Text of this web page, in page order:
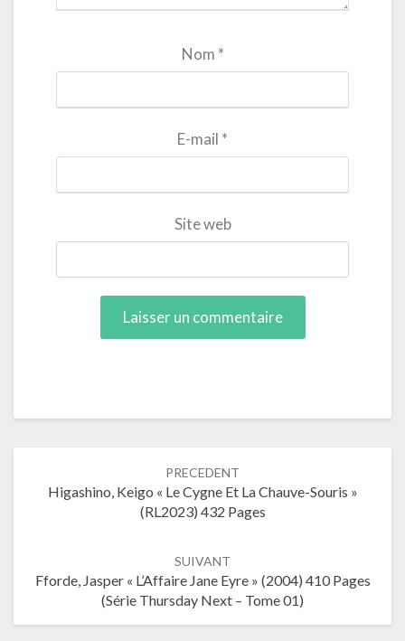
Nom *
E-mail *
Site web
PRECEDENT
Higashino, Keigo « Le Cygne Et La Chauve-Souris »
(RL2023) 432 Pages
SUIVANT
Fforde, Jasper « L’Affaire Jane Eyre » (2004) 410 Pages
(Série Thursday Next – Tome 01)